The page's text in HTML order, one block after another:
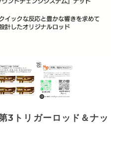
3トリガーロッド＆ナッ